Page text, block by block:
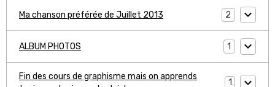
Ma chanson préférée de Juillet 2013 2
ALBUM PHOTOS 1
Fin des cours de graphisme mais on apprends
1